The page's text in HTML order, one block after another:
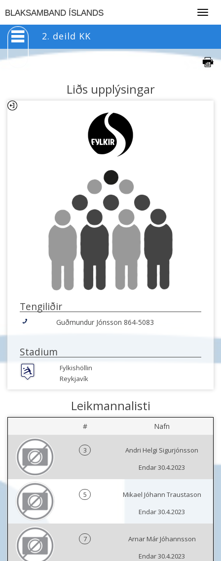
BLAKSAMBAND ÍSLANDS
2. deild KK
Liðs upplýsingar
Tengiliðir
Guðmundur Jónsson 864-5083
Stadium
Fylkishöllin
Reykjavík
Leikmannalisti
# Nafn
3
Andri Helgi Sigurjónsson
Endar 30.4.2023
5
Mikael Jóhann Traustason
Endar 30.4.2023
7
Arnar Már Jóhannsson
Endar 30.4.2023